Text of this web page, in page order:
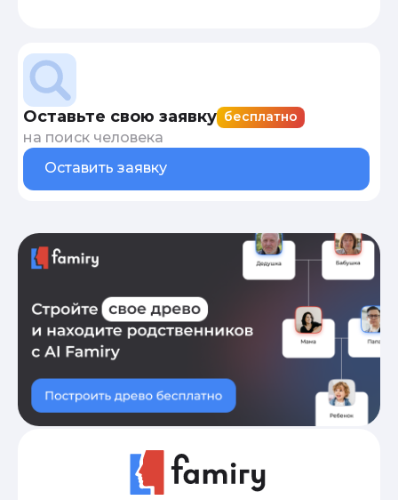
Оставьте свою заявку бесплатно
на поиск человека
Оставить заявку